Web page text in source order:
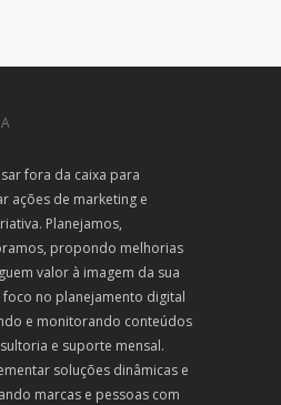
fora da caixa para
ações de marketing e
Planejamos,
propondo melhorias
valor à imagem da sua
no planejamento digital
e monitorando conteúdos
e suporte mensal.
soluções dinâmicas e
marcas e pessoas com